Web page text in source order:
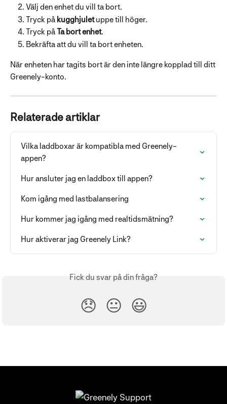
Välj den enhet du vill ta bort.
Tryck på kugghjulet uppe till höger.
Tryck på Ta bort enhet.
Bekräfta att du vill ta bort enheten.
När enheten har tagits bort är den inte längre kopplad till ditt
Greenely-konto.
Relaterade artiklar
Vilka laddboxar är kompatibla med Greenely-
appen?
Hur ansluter jag en laddbox till appen?
Kom igång med lastbalansering
Hur kommer jag igång med realtidsmätning?
Hur aktiverar jag Greenely Link?
Fick du svar på din fråga?
😞 😐 😃